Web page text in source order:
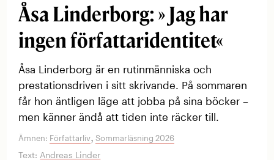
Åsa Linderborg: » Jag har
ingen författaridentitet«
Åsa Linderborg är en rutinmänniska och
prestationsdriven i sitt skrivande. På sommaren
får hon äntligen läge att jobba på sina böcker –
men känner ändå att tiden inte räcker till.
Ämnen: Författarliv,Sommarläsning 2026
Text: Andreas Linder